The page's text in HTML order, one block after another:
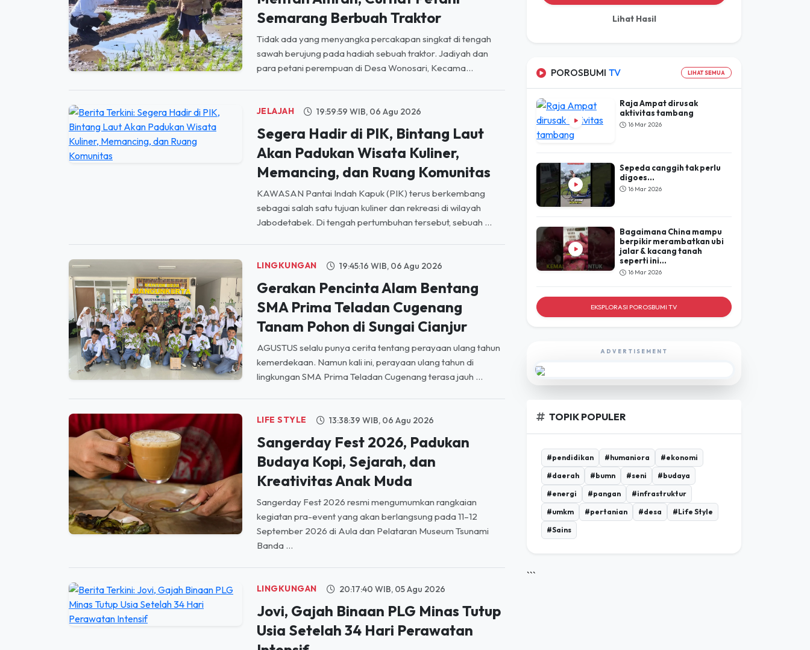
Tidak ada yang menyangka percakapan singkat di tengah
sawah berujung pada hadiah sebuah traktor. Jadiyah dan
para petani perempuan di Desa Wonosari, Kecama...
Segera Hadir di PIK, Bintang Laut
Akan Padukan Wisata Kuliner,
Memancing, dan Ruang Komunitas
KAWASAN Pantai Indah Kapuk (PIK) terus berkembang
sebagai salah satu tujuan kuliner dan rekreasi di wilayah
Jabodetabek. Di tengah pertumbuhan tersebut, sebuah ...
Gerakan Pencinta Alam Bentang
SMA Prima Teladan Cugenang
Tanam Pohon di Sungai Cianjur
AGUSTUS selalu punya cerita tentang perayaan ulang tahun
kemerdekaan. Namun kali ini, perayaan ulang tahun di
lingkungan SMA Prima Teladan Cugenang terasa jauh ...
Sangerday Fest 2026, Padukan
Budaya Kopi, Sejarah, dan
Kreativitas Anak Muda
Sangerday Fest 2026 resmi mengumumkan rangkaian
kegiatan pra-event yang akan berlangsung pada 11–12
September 2026 di Aula dan Pelataran Museum Tsunami
Banda ...
Jovi, Gajah Binaan PLG Minas Tutup
Usia Setelah 34 Hari Perawatan
Intensif
KABAR duka menyelimuti dunia konservasi Indonesia. Gajah
Raja Ampat dirusak
seperti ini...
16 Mar 2026
#daerah
#bumn #seni
#budaya
#energi
#pangan
#infrastruktur
#umkm
#pertanian #desa
#Life Style
#Sains